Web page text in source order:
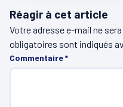
Réagir à cet article
Votre adresse e-mail ne
obligatoires sont indiqués
Commentaire*